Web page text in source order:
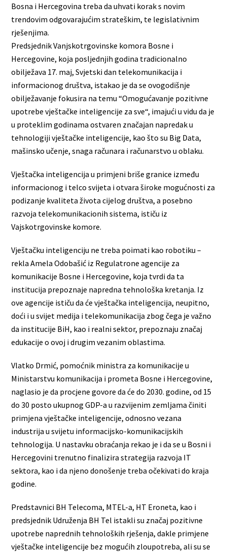
Bosna i Hercegovina treba da uhvati korak s novim
trendovim odgovarajućim strateškim, te legislativnim
rješenjima.
Predsjednik Vanjskotrgovinske komora Bosne i
Hercegovine, koja posljednjih godina tradicionalno
obilježava 17. maj, Svjetski dan telekomunikacija i
informacionog društva, istakao je da se ovogodišnje
obilježavanje fokusira na temu “Omogućavanje pozitivne
upotrebe vještačke inteligencije za sve“, imajući u vidu da je
u proteklim godinama ostvaren značajan napredak u
tehnologiji vještačke inteligencije, kao što su Big Data,
mašinsko učenje, snaga računara i računarstvo u oblaku.
Vještačka inteligencija u primjeni briše granice između
informacionog i telco svijeta i otvara široke mogućnosti za
podizanje kvaliteta života cijelog društva, a posebno
razvoja telekomunikacionih sistema, ističu iz
Vajskotrgovinske komore.
Vještačku inteligenciju ne treba poimati kao robotiku –
rekla Amela Odobašić iz Regulatrone agencije za
komunikacije Bosne i Hercegovine, koja tvrdi da ta
institucija prepoznaje napredna tehnološka kretanja. Iz
ove agencije ističu da će vještačka inteligencija, neupitno,
doći i u svijet medija i telekomunikacija zbog čega je važno
da institucije BiH, kao i realni sektor, prepoznaju značaj
edukacije o ovoj i drugim vezanim oblastima.
Vlatko Drmić, pomoćnik ministra za komunikacije u
Ministarstvu komunikacija i prometa Bosne i Hercegovine,
naglasio je da procjene govore da će do 2030. godine, od 15
do 30 posto ukupnog GDP-a u razvijenim zemljama činiti
primjena vještačke inteligencije, odnosno vezana
industrija u svijetu informacijsko-komunikacijskih
tehnologija. U nastavku obraćanja rekao je i da se u Bosni i
Hercegovini trenutno finalizira strategija razvoja IT
sektora, kao i da njeno donošenje treba očekivati do kraja
godine.
Predstavnici BH Telecoma, MTEL-a, HT Eroneta, kao i
predsjednik Udruženja BH Tel istakli su značaj pozitivne
upotrebe naprednih tehnoloških rješenja, dakle primjene
vještačke inteligencije bez mogućih zloupotreba, ali su se